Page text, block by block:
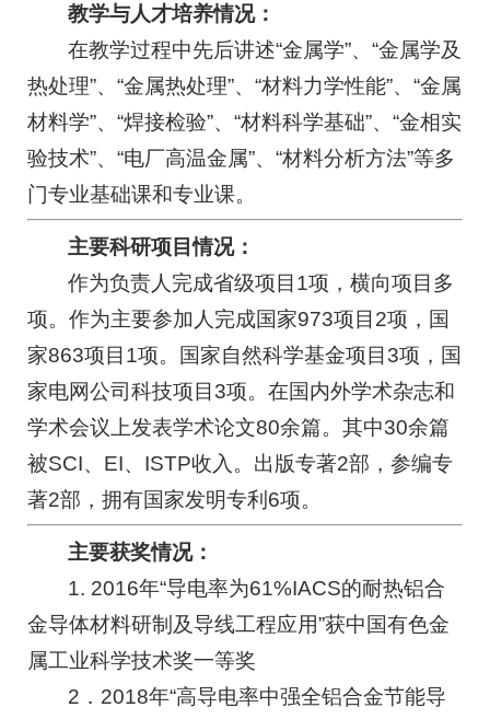
教学与人才培养情况：
在教学过程中先后讲述“金属学”、“金属学及
热处理”、“金属热处理”、“材料力学性能”、“金属
材料学”、“焊接检验”、“材料科学基础”、“金相实
验技术”、“电厂高温金属”、“材料分析方法”等多
门专业基础课和专业课。
主要科研项目情况：
作为负责人完成省级项目1项，横向项目多
项。作为主要参加人完成国家973项目2项，国
家863项目1项。国家自然科学基金项目3项，国
家电网公司科技项目3项。在国内外学术杂志和
学术会议上发表学术论文80余篇。其中30余篇
被SCI、EI、ISTP收入。出版专著2部，参编专
著2部，拥有国家发明专利6项。
主要获奖情况：
1. 2016年“导电率为61%IACS的耐热铝合
金导体材料研制及导线工程应用”获中国有色金
属工业科学技术奖一等奖
2．2018年“高导电率中强全铝合金节能导